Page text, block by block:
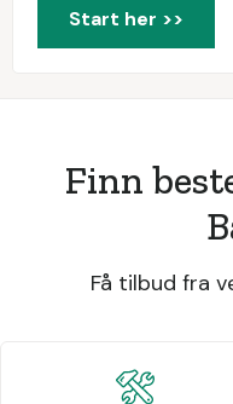
Start her >>
Finn
Få tilbud fra